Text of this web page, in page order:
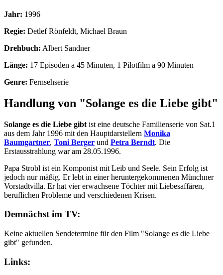
Jahr: 1996
Regie: Detlef Rönfeldt, Michael Braun
Drehbuch: Albert Sandner
Länge: 17 Episoden a 45 Minuten, 1 Pilotfilm a 90 Minuten
Genre: Fernsehserie
Handlung von "Solange es die Liebe gibt"
Solange es die Liebe gibt ist eine deutsche Familienserie von Sat.1
aus dem Jahr 1996 mit den Hauptdarstellern Monika
Baumgartner, Toni Berger und Petra Berndt. Die
Erstausstrahlung war am 28.05.1996.
Papa Strobl ist ein Komponist mit Leib und Seele. Sein Erfolg ist
jedoch nur mäßig. Er lebt in einer heruntergekommenen Münchner
Vorstadtvilla. Er hat vier erwachsene Töchter mit Liebesaffären,
beruflichen Probleme und verschiedenen Krisen.
Demnächst im TV:
Keine aktuellen Sendetermine für den Film "Solange es die Liebe
gibt" gefunden.
Links: